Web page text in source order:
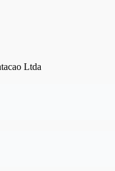
Ltda